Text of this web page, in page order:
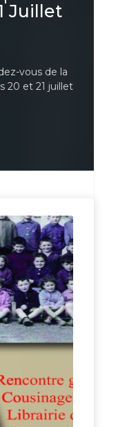
Juillet
vous de la
20 et 21 juillet